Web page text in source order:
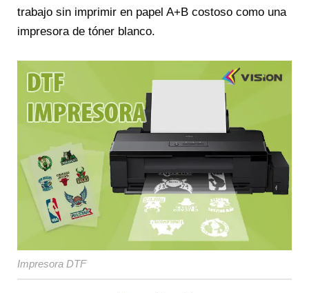
trabajo sin imprimir en papel A+B costoso como una
impresora de tóner blanco.
Impresora DTF